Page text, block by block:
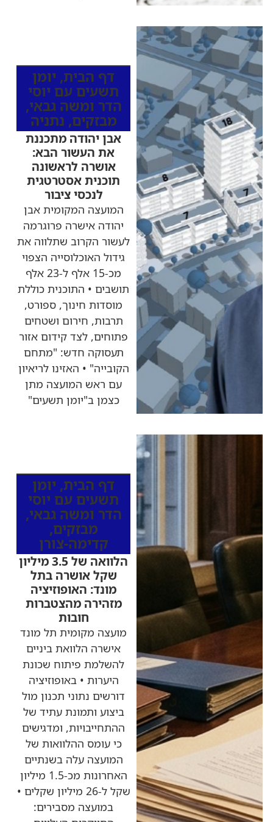
דף הבית, יומן
תשעים עם יוסי
הדר ומשה גבאי,
מבזקים, נתניה
אבן יהודה מתכננת
את העשור הבא:
אושרה לראשונה
תוכנית אסטרטגית
לנכסי ציבור
המועצה המקומית אבן
יהודה אישרה פרוגרמה
לעשור הקרוב שתלווה את
גידול האוכלוסייה הצפוי
מכ-15 אלף ל-23 אלף
תושבים • התוכנית כוללת
מוסדות חינוך, ספורט,
תרבות, חירום ושטחים
פתוחים, לצד קידום אזור
תעסוקה חדש: "מתחם
הקובייה" • האזינו לריאיון
עם ראש המועצה מתן
כצמן ב"יומן תשעים"
דף הבית, יומן
תשעים עם יוסי
הדר ומשה גבאי,
מבזקים,
קדימה-צורן
הלוואה של 3.5 מיליון
שקל אושרה בתל
מונד: האופוזיציה
מזהירה מהצטברות
חובות
מועצה מקומית תל מונד
אישרה הלוואת ביניים
להשלמת פיתוח שכונת
היערות • באופוזיציה
דורשים נתוני תכנון מול
ביצוע ותמונת עתיד של
ההתחייבויות, ומדגישים
כי עומס ההלוואות של
המועצה עלה בשנתיים
האחרונות מכ-1.5 מיליון
שקל ל-26 מיליון שקלים •
במועצה מסבירים: